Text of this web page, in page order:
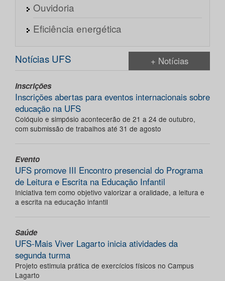
Ouvidoria
Eficiência energética
Notícias UFS + Notícias
Inscrições
Inscrições abertas para eventos internacionais sobre
educação na UFS
Colóquio e simpósio acontecerão de 21 a 24 de outubro,
com submissão de trabalhos até 31 de agosto
Evento
UFS promove III Encontro presencial do Programa
de Leitura e Escrita na Educação Infantil
Iniciativa tem como objetivo valorizar a oralidade, a leitura e
a escrita na educação infantil
Saúde
UFS-Mais Viver Lagarto inicia atividades da
segunda turma
Projeto estimula prática de exercícios físicos no Campus
Lagarto